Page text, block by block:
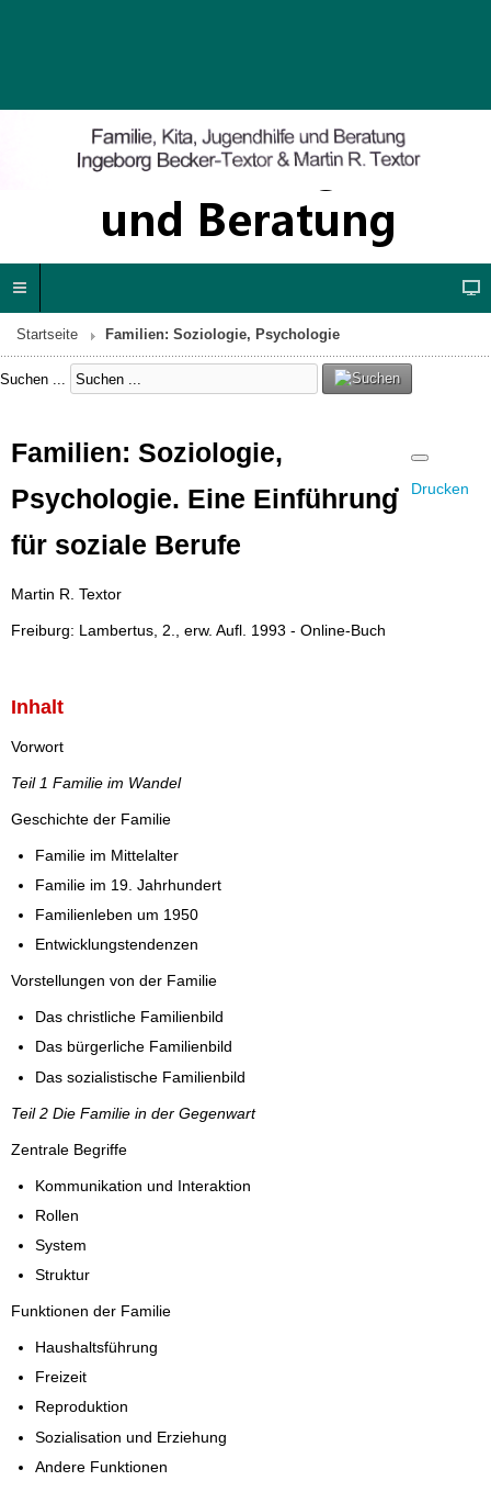
Startseite Familien: Soziologie, Psychologie
Suchen ...
Drucken
Familien: Soziologie,
Psychologie. Eine Einführung
für soziale Berufe
Martin R. Textor
Freiburg: Lambertus, 2., erw. Aufl. 1993 - Online-Buch
Inhalt
Vorwort
Teil 1 Familie im Wandel
Geschichte der Familie
Familie im Mittelalter
Familie im 19. Jahrhundert
Familienleben um 1950
Entwicklungstendenzen
Vorstellungen von der Familie
Das christliche Familienbild
Das bürgerliche Familienbild
Das sozialistische Familienbild
Teil 2 Die Familie in der Gegenwart
Zentrale Begriffe
Kommunikation und Interaktion
Rollen
System
Struktur
Funktionen der Familie
Haushaltsführung
Freizeit
Reproduktion
Sozialisation und Erziehung
Andere Funktionen